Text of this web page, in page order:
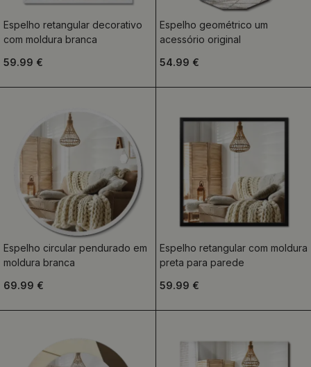
Espelho retangular decorativo
com moldura branca
59.99 €
Espelho geométrico um
acessório original
54.99 €
Espelho circular pendurado em
moldura branca
69.99 €
Espelho retangular com moldura
preta para parede
59.99 €